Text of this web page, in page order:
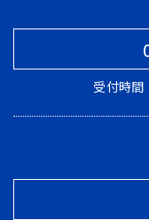
受付時間